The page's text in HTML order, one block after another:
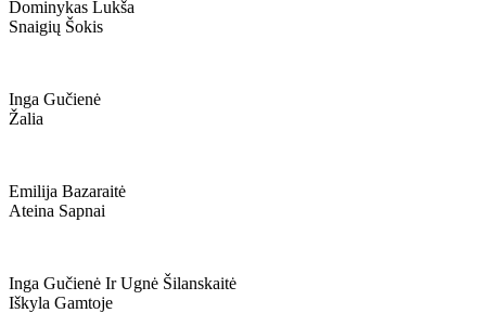
Dominykas Lukša
Snaigių Šokis
Inga Gučienė
Žalia
Emilija Bazaraitė
Ateina Sapnai
Inga Gučienė Ir Ugnė Šilanskaitė
Iškyla Gamtoje